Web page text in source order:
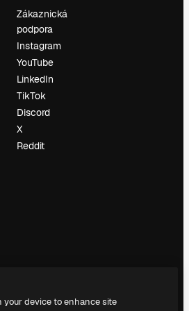
Zákaznická
podpora
Instagram
YouTube
LinkedIn
TikTok
Discord
X
Reddit
your device to enhance site